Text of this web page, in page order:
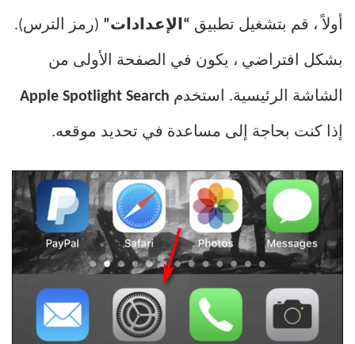
أولاً ، قم بتشغيل تطبيق “الإعدادات” (رمز الترس).
بشكل افتراضي ، يكون في الصفحة الأولى من
الشاشة الرئيسية. استخدم Apple Spotlight Search
إذا كنت بحاجة إلى مساعدة في تحديد موقعه.